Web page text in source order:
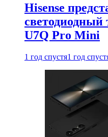
Hisense
светодиодный
U7Q Pro Mini
1 год спустя1 год